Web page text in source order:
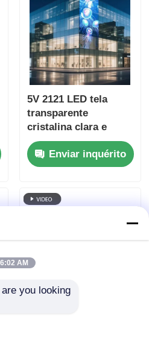
5V 2121 LED tela
transparente
cristalina clara e
digital para venda a
retalho Vitrine de
vidro Centro de
do aeroporto e
exposição de marcas
Enviar inquérito
6:02 AM
you looking